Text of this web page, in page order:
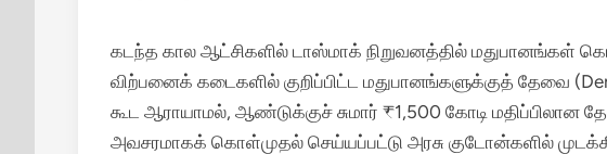
கடந்த கால ஆட்சிகளில் டாஸ்மாக் நிறுவனத்தில் மதுபானங்கள்
விற்பனைக் கடைகளில் குறிப்பிட்ட மதுபானங்களுக்குத் தேவை
கூட ஆராயாமல், ஆண்டுக்குச் சுமார் ₹1,500 கோடி
அவசரமாகக் கொள்முதல் செய்யப்பட்டு அரசு குடோன்களில்